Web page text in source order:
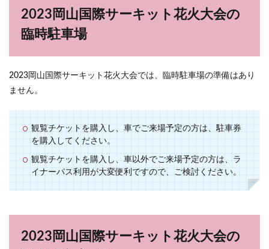
2023岡山国際サーキット花火大会の
臨時駐車場
2023岡山国際サーキット花火大会では、臨時駐車場の準備はあり
ません。
観覧チケットを購入し、車でご来場予定の方は、駐車券
を購入してください。
観覧チケットを購入し、車以外でご来場予定の方は、ラ
イナーパス利用が大変便利ですので、ご検討ください。
2023岡山国際サーキット花火大会の